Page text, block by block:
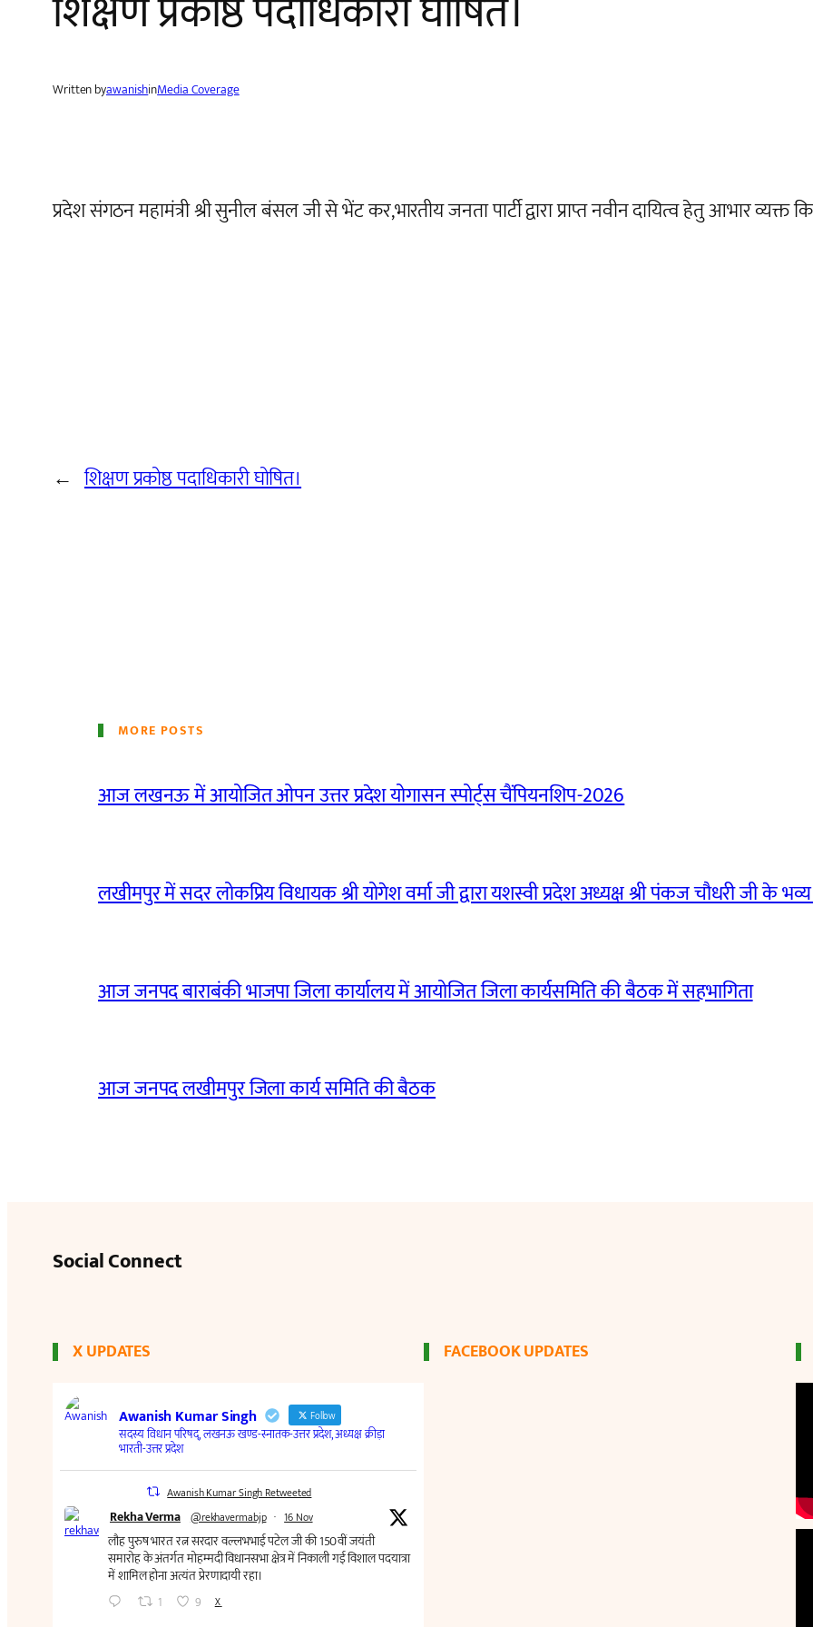
Written byawanishinMedia Coverage
प्रदेश संगठन महामंत्री श्री सुनील बंसल जी से भेंट कर,भारतीय जनता पार्टी द्वारा प्राप्त नवीन दायित्व हेतु आभार व्यक्त
← शिक्षण प्रकोष्ठ पदाधिकारी घोषित।
MORE POSTS
आज लखनऊ में आयोजित ओपन उत्तर प्रदेश योगासन स्पोर्ट्स चैंपियनशिप-2026
लखीमपुर में सदर लोकप्रिय विधायक श्री योगेश वर्मा जी द्वारा यशस्वी प्रदेश अध्यक्ष श्री पंकज चौधरी जी के
आज जनपद बाराबंकी भाजपा जिला कार्यालय में आयोजित जिला कार्यसमिति की बैठक में सहभागिता
आज जनपद लखीमपुर जिला कार्य समिति की बैठक
Social Connect
X UPDATES FACEBOOK UPDATES